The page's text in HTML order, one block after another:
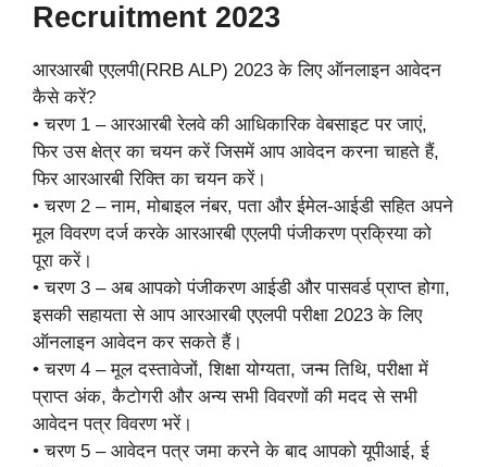
Recruitment 2023
आरआरबी एएलपी(RRB ALP) 2023 के लिए ऑनलाइन आवेदन
कैसे करें?
• चरण 1 – आरआरबी रेलवे की आधिकारिक वेबसाइट पर जाएं,
फिर उस क्षेत्र का चयन करें जिसमें आप आवेदन करना चाहते हैं,
फिर आरआरबी रिक्ति का चयन करें।
• चरण 2 – नाम, मोबाइल नंबर, पता और ईमेल-आईडी सहित अपने
मूल विवरण दर्ज करके आरआरबी एएलपी पंजीकरण प्रक्रिया को
पूरा करें।
• चरण 3 – अब आपको पंजीकरण आईडी और पासवर्ड प्राप्त होगा,
इसकी सहायता से आप आरआरबी एएलपी परीक्षा 2023 के लिए
ऑनलाइन आवेदन कर सकते हैं।
• चरण 4 – मूल दस्तावेजों, शिक्षा योग्यता, जन्म तिथि, परीक्षा में
प्राप्त अंक, कैटोगरी और अन्य सभी विवरणों की मदद से सभी
आवेदन पत्र विवरण भरें।
• चरण 5 – आवेदन पत्र जमा करने के बाद आपको यूपीआई, ई